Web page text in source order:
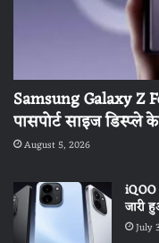
Samsung Galaxy Z
पासपोर्ट साइज डिस्प्ले
August 5, 2026
iQOO
जारी
July